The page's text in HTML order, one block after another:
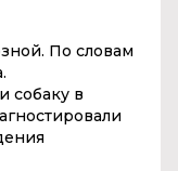
По словам
собаку в